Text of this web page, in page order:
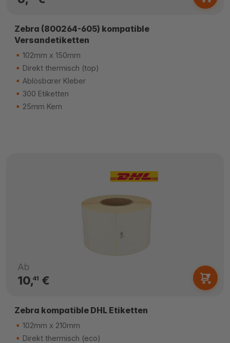
Zebra (800264-605) kompatible
Versandetiketten
102mm x 150mm
Direkt thermisch (top)
Ablösbarer Kleber
300 Etiketten
25mm Kern
Ab
10,41 €
Zebra kompatible DHL Etiketten
102mm x 210mm
Direkt thermisch (eco)